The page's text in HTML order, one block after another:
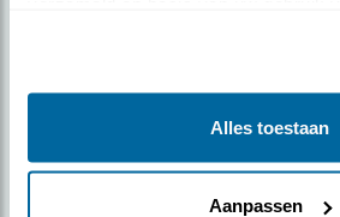
Alles toestaan
Aanpassen
Foto genomen in: Texel, Den